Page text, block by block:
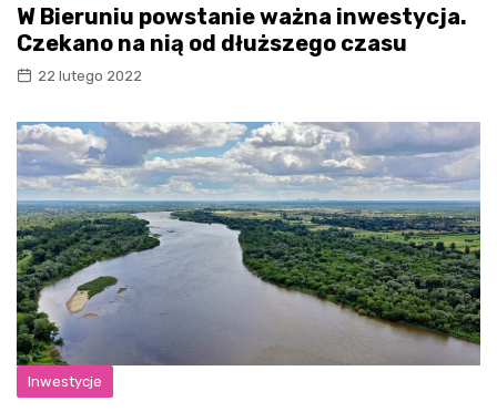
W Bieruniu powstanie ważna inwestycja.
Czekano na nią od dłuższego czasu
22 lutego 2022
Inwestycje